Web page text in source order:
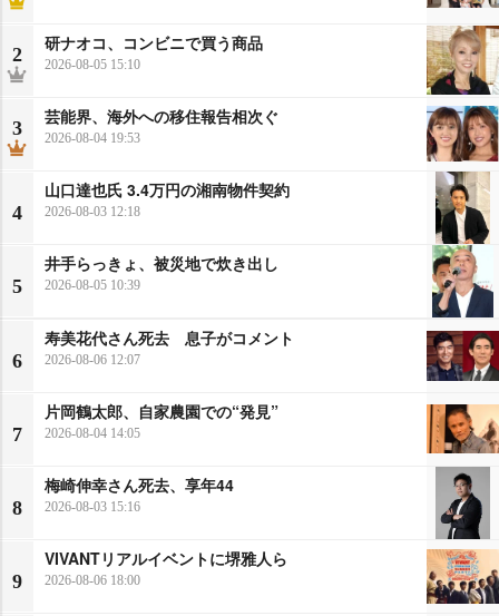
2
研ナオコ、コンビニで買う商品
2026-08-05 15:10
3
芸能界、海外への移住報告相次ぐ
2026-08-04 19:53
4
山口達也氏 3.4万円の湘南物件契約
2026-08-03 12:18
5
井手らっきょ、被災地で炊き出し
2026-08-05 10:39
6
寿美花代さん死去 息子がコメント
2026-08-06 12:07
7
片岡鶴太郎、自家農園での“発見”
2026-08-04 14:05
8
梅崎伸幸さん死去、享年44
2026-08-03 15:16
9
VIVANTリアルイベントに堺雅人ら
2026-08-06 18:00